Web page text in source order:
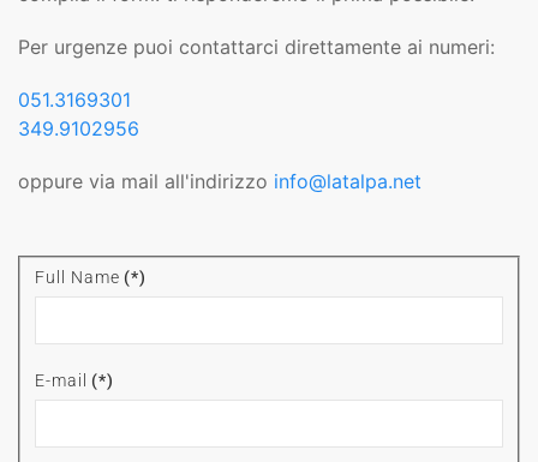
Per urgenze puoi contattarci direttamente ai numeri:
051.3169301
349.9102956
oppure via mail all'indirizzo info@latalpa.net
Full Name (*)
E-mail (*)